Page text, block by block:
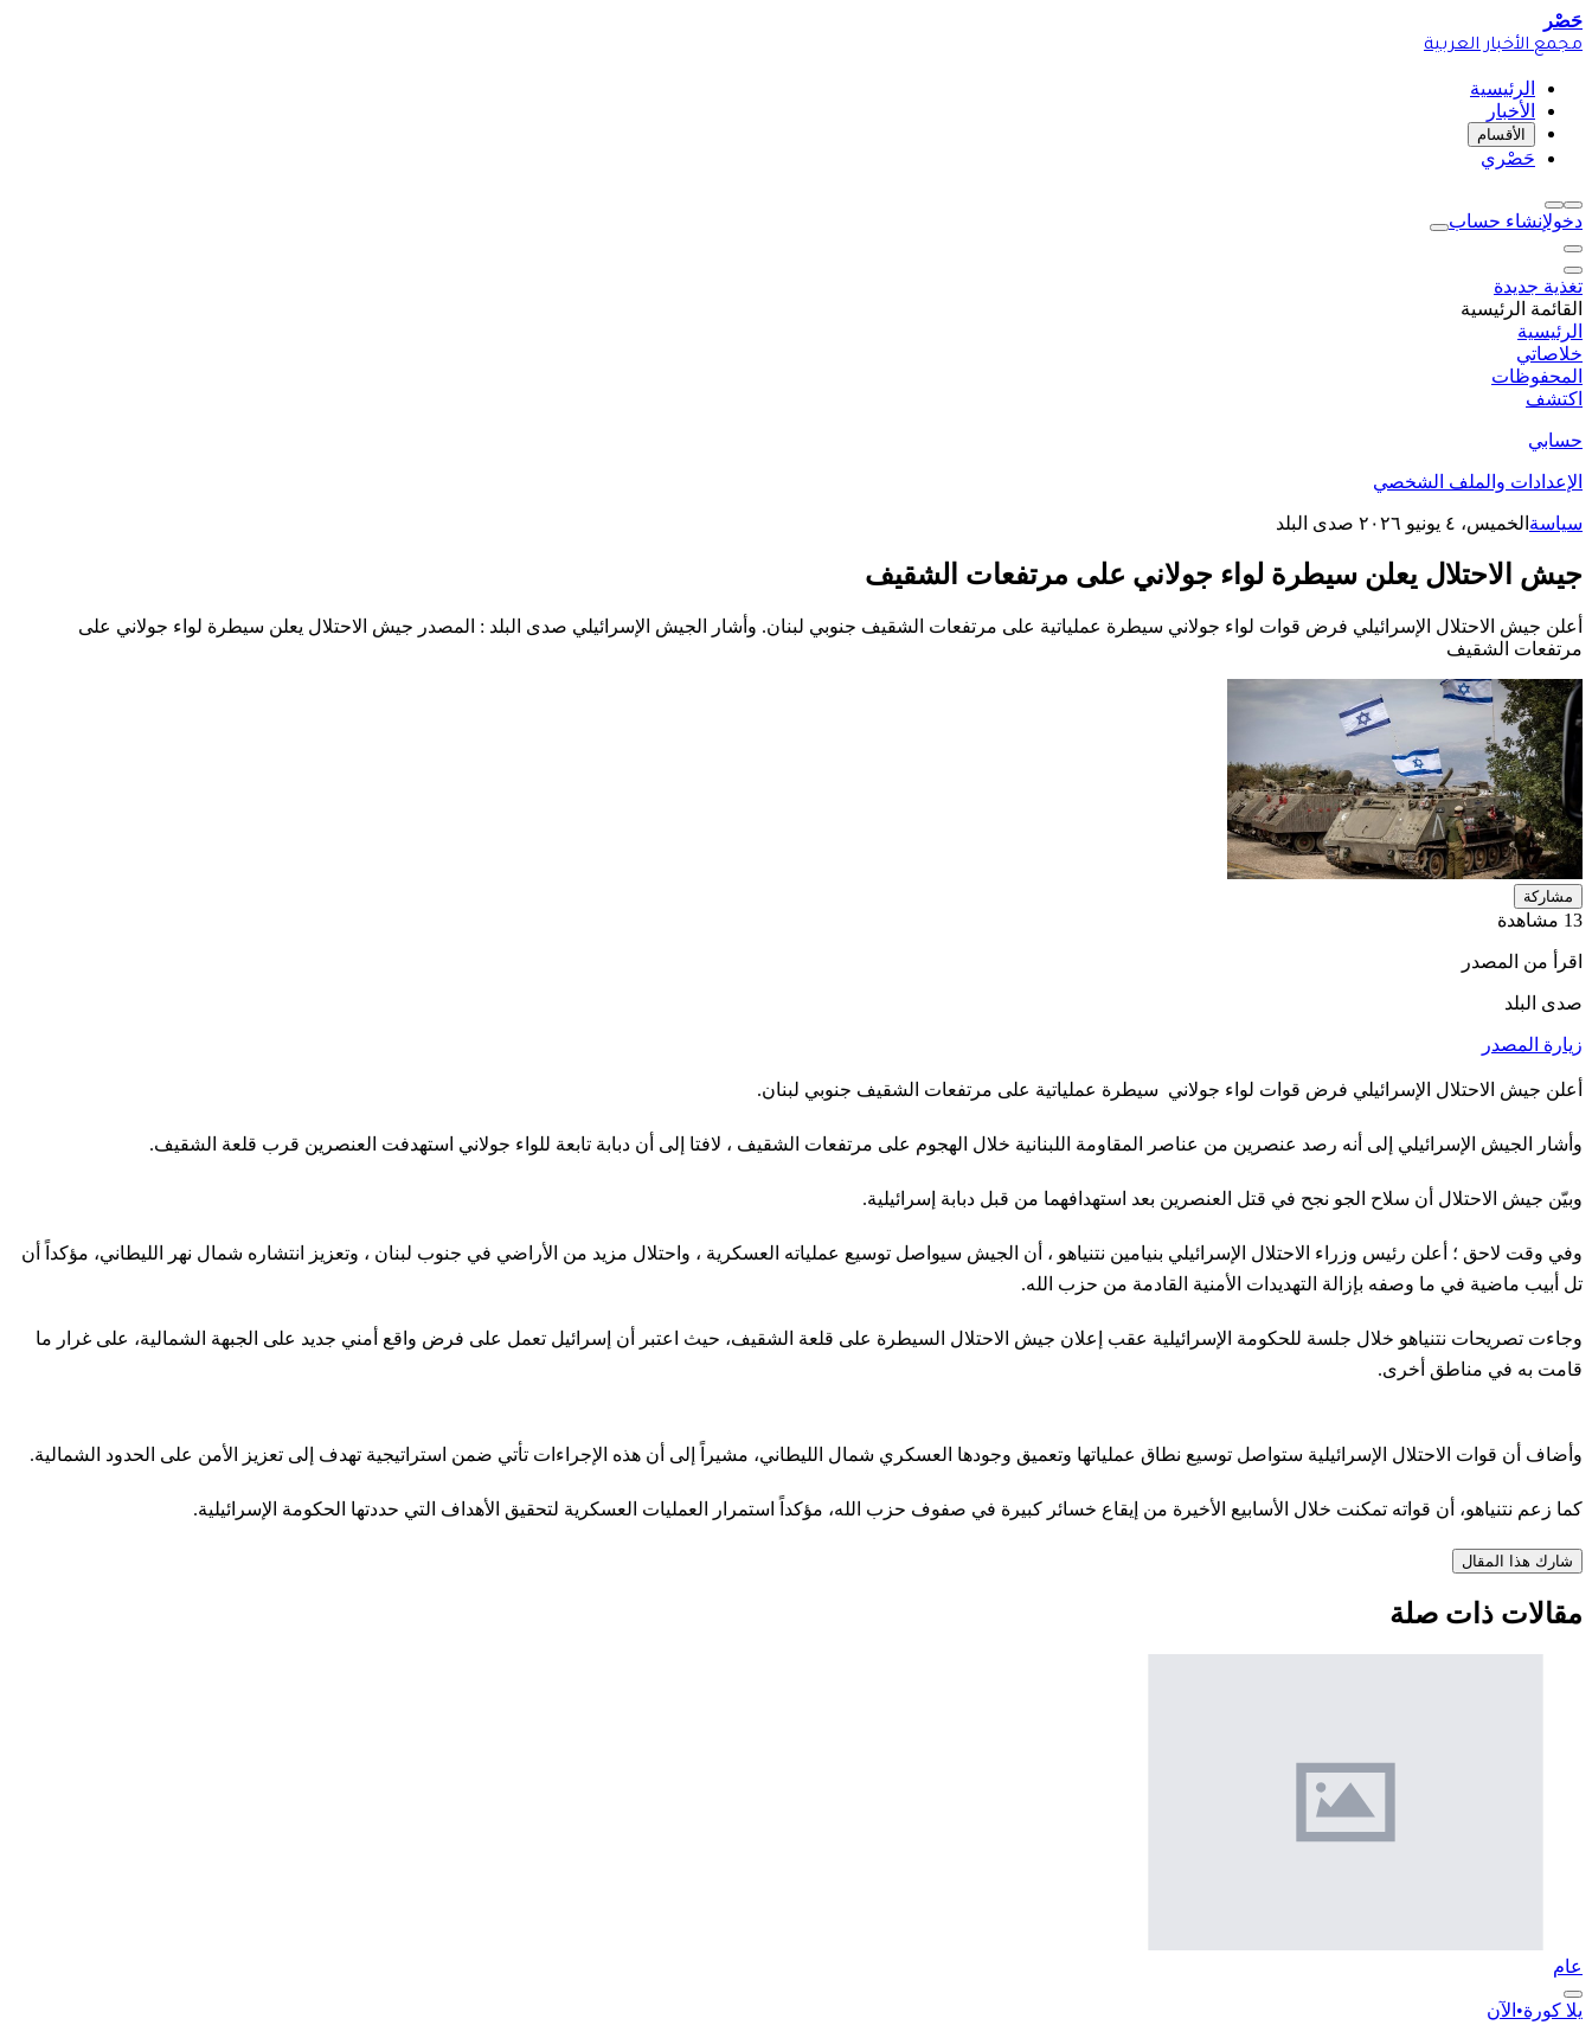
حَصْر
مجمع الأخبار العربية
الرئيسية
الأخبار
الأقسام
حَصْري
دخولإنشاء حساب
تغذية جديدة
القائمة الرئيسية
الرئيسية
خلاصاتي
المحفوظات
اكتشف
حسابي
الإعدادات والملف الشخصي
سياسة الخميس، ٤ يونيو ٢٠٢٦ صدى البلد
جيش الاحتلال يعلن سيطرة لواء جولاني على مرتفعات الشقيف
أعلن جيش الاحتلال الإسرائيلي فرض قوات لواء جولاني سيطرة عملياتية على مرتفعات الشقيف جنوبي لبنان. وأشار الجيش الإسرائيلي صدى البلد : المصدر جيش الاحتلال يعلن سيطرة لواء جولاني على
مرتفعات الشقيف
مشاركة
13 مشاهدة
اقرأ من المصدر
صدى البلد
زيارة المصدر
أعلن جيش الاحتلال الإسرائيلي فرض قوات لواء جولاني سيطرة عملياتية على مرتفعات الشقيف جنوبي لبنان.
وأشار الجيش الإسرائيلي إلى أنه رصد عنصرين من عناصر المقاومة اللبنانية خلال الهجوم على مرتفعات الشقيف ، لافتا إلى أن دبابة تابعة للواء جولاني استهدفت العنصرين قرب قلعة الشقيف.
وبيّن جيش الاحتلال أن سلاح الجو نجح في قتل العنصرين بعد استهدافهما من قبل دبابة إسرائيلية.
وفي وقت لاحق ؛ أعلن رئيس وزراء الاحتلال الإسرائيلي بنيامين نتنياهو ، أن الجيش سيواصل توسيع عملياته العسكرية ، واحتلال مزيد من الأراضي في جنوب لبنان ، وتعزيز انتشاره شمال نهر الليطاني، مؤكداً أن
تل أبيب ماضية في ما وصفه بإزالة التهديدات الأمنية القادمة من حزب الله.
وجاءت تصريحات نتنياهو خلال جلسة للحكومة الإسرائيلية عقب إعلان جيش الاحتلال السيطرة على قلعة الشقيف، حيث اعتبر أن إسرائيل تعمل على فرض واقع أمني جديد على الجبهة الشمالية، على غرار ما
قامت به في مناطق أخرى.
وأضاف أن قوات الاحتلال الإسرائيلية ستواصل توسيع نطاق عملياتها وتعميق وجودها العسكري شمال الليطاني، مشيراً إلى أن هذه الإجراءات تأتي ضمن استراتيجية تهدف إلى تعزيز الأمن على الحدود الشمالية.
كما زعم نتنياهو، أن قواته تمكنت خلال الأسابيع الأخيرة من إيقاع خسائر كبيرة في صفوف حزب الله، مؤكداً استمرار العمليات العسكرية لتحقيق الأهداف التي حددتها الحكومة الإسرائيلية.
شارك هذا المقال
مقالات ذات صلة
عام
يلا كورة• الآن